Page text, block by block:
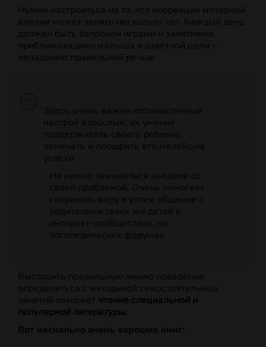
Нужно настроиться на то, что коррекция моторной
алалии может занять несколько лет. Каждый день
должен быть заполнен играми и занятиями,
приближающими малыша к заветной цели –
овладению правильной речью.
Здесь очень важен оптимистичный
настрой взрослых, их умение
поддерживать своего ребенка,
замечать и поощрять его малейшие
успехи.
Не нужно замыкаться наедине со
своей проблемой. Очень помогает
сохранить веру в успех общение с
родителями таких же детей в
интернет-сообществах, на
логопедических форумах.
Выстроить правильную линию поведения,
определиться с методикой самостоятельных
занятий поможет чтение специальной и
популярной литературы.
Вот несколько очень хороших книг: